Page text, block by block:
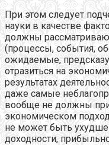
При этом следует
науки в качестве
должны
(процессы, события,
ожидаемые,
отразиться на
результатах
даже самые
вообще не должны
экономическом
не может быть
доходности,